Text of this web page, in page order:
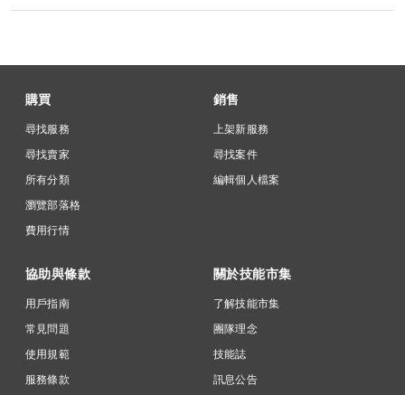
購買
尋找服務
尋找賣家
所有分類
瀏覽部落格
費用行情
銷售
上架新服務
尋找案件
編輯個人檔案
協助與條款
用戶指南
常見問題
使用規範
服務條款
關於技能市集
了解技能市集
團隊理念
技能誌
訊息公告